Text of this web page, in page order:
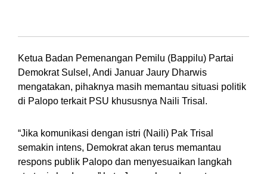
Ketua Badan Pemenangan Pemilu (Bappilu) Partai
Demokrat Sulsel, Andi Januar Jaury Dharwis
mengatakan, pihaknya masih memantau situasi politik
di Palopo terkait PSU khususnya Naili Trisal.
“Jika komunikasi dengan istri (Naili) Pak Trisal
semakin intens, Demokrat akan terus memantau
respons publik Palopo dan menyesuaikan langkah